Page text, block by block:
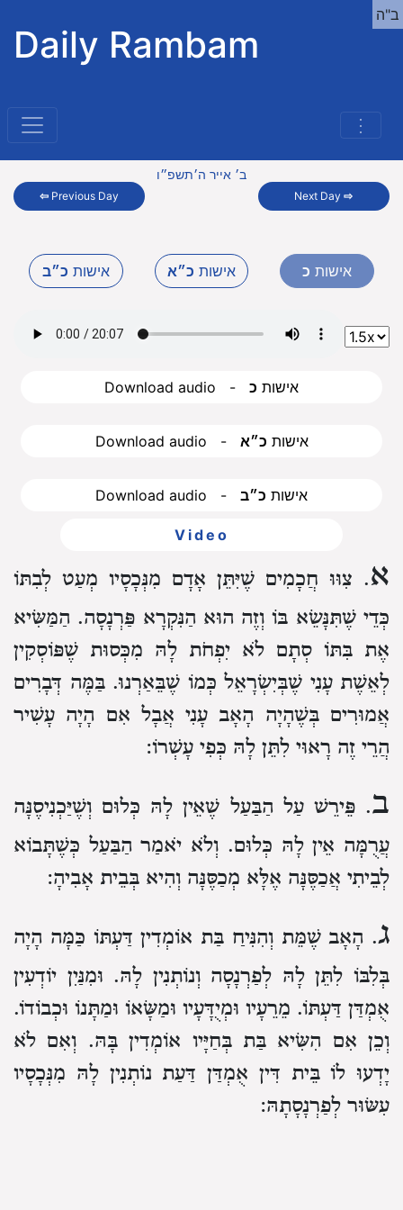
Daily Rambam
⋮
ב"ה
⇦ Previous Day
ב׳ אייר ה׳תשפ״ו
Next Day⇨
אישות כ״ב אישות כ״א אישות כ
Download audio - אישות כ
Download audio - אישות כ״א
Download audio - אישות כ״ב
Video
א. צִוּוּ חֲכָמִים שֶׁיִּתֵּן אָדָם מִנְּכָסָיו מְעַט לְבִתּוֹ
כְּדֵי שֶׁתִּנָּשֵׂא בּוֹ וְזֶה הוּא הַנִּקְרָא פַּרְנָסָה. הַמַּשִּׂיא
אֶת בִּתּוֹ סְתָם לֹא יִפְחֹת לָהּ מִכְּסוּת שֶׁפּוֹסְקִין
לְאֵשֶׁת עָנִי שֶׁבְּיִשְׂרָאֵל כְּמוֹ שֶׁבֵּאַרְנוּ. בַּמֶּה דְּבָרִים
אֲמוּרִים בְּשֶׁהָיָה הָאָב עָנִי אֲבָל אִם הָיָה עָשִׁיר
הֲרֵי זֶה רָאוּי לִתֵּן לָהּ כְּפִי עָשְׁרוֹ:
ב. פֵּירֵשׁ עַל הַבַּעַל שֶׁאֵין לָהּ כְּלוּם וְשֶׁיַּכְנִיסֶנָּה
עֲרֻמָּה אֵין לָהּ כְּלוּם. וְלֹא יֹאמַר הַבַּעַל כְּשֶׁתָּבוֹא
לְבֵיתִי אֲכַסֶּנָּה אֶלָּא מְכַסֶּנָּה וְהִיא בְּבֵית אָבִיהָ:
ג. הָאָב שֶׁמֵּת וְהִנִּיחַ בַּת אוֹמְדִין דַּעְתּוֹ כַּמָּה הָיָה
בְּלִבּוֹ לִתֵּן לָהּ לְפַרְנָסָה וְנוֹתְנִין לָהּ. וּמִנַּיִן יוֹדְעִין
אֻמְדַּן דַּעְתּוֹ. מֵרֵעָיו וּמְיֻדָּעָיו וּמַשָּׂאוֹ וּמַתָּנוֹ וּכְבוֹדוֹ.
וְכֵן אִם הִשִּׂיא בַּת בְּחַיָּיו אוֹמְדִין בָּהּ. וְאִם לֹא
יָדְעוּ לוֹ בֵּית דִּין אֻמְדַּן דַּעַת נוֹתְנִין לָהּ מִנְּכָסָיו
עִשּׂוּר לְפַרְנָסָתָהּ: